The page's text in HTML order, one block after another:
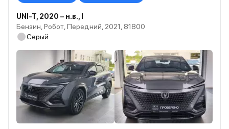
UNI-T, 2020 – н.в., I
Бензин, Робот, Передний, 2021, 81800
Серый